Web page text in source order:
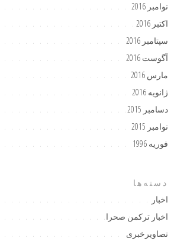
نوامبر 2016
اکتبر 2016
سپتامبر 2016
آگوست 2016
مارس 2016
ژانویه 2016
دسامبر 2015
نوامبر 2015
فوریه 1996
دسته‌ها
اخبار
اخبار ترکمن صحرا
تصاویرخبری